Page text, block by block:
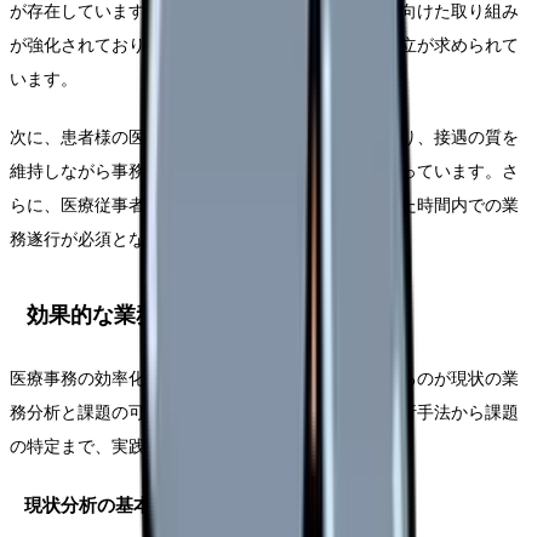
が存在しています。まず第一に、医療費の適正化に向けた取り組み
が強化されており、請求業務の正確性と効率性の両立が求められて
います。
次に、患者様の医療機関選択の目が厳しくなっており、接遇の質を
維持しながら事務処理の迅速化を図る必要性が高まっています。さ
らに、医療従事者の働き方改革推進により、限られた時間内での業
務遂行が必須となっています。
効果的な業務分析と課題の可視化
医療事務の効率化を進めるにあたり、まず重要となるのが現状の業
務分析と課題の可視化です。ここでは、具体的な分析手法から課題
の特定まで、実践的なアプローチをご紹介します。
現状分析の基本アプローチ